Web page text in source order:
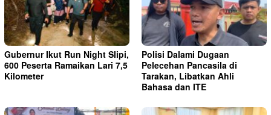
Gubernur Ikut Run Night Slipi,
600 Peserta Ramaikan Lari 7,5
Kilometer
Polisi Dalami Dugaan
Pelecehan Pancasila di
Tarakan, Libatkan Ahli
Bahasa dan ITE